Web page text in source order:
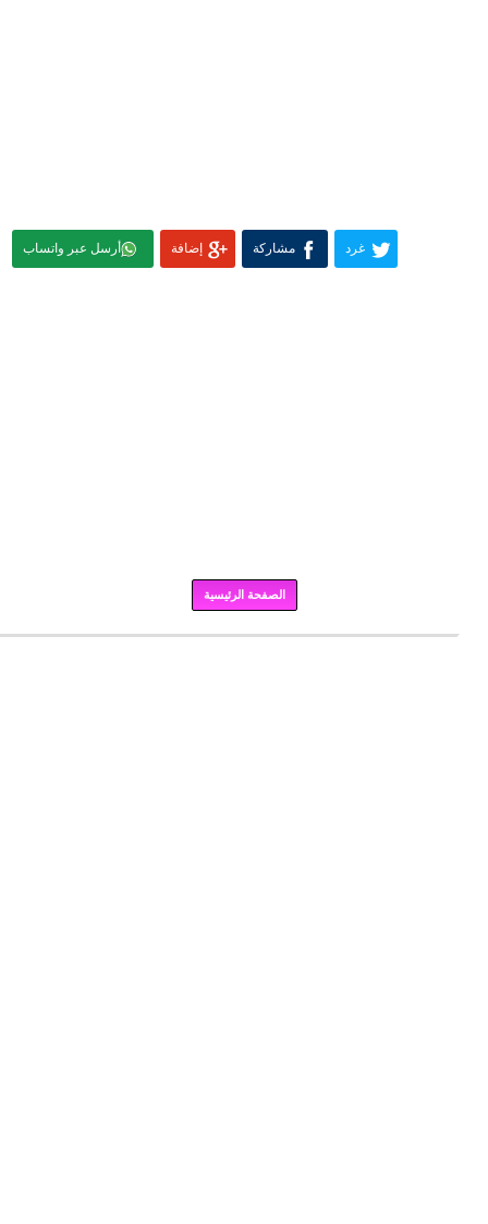
غرد مشاركة إضافة أرسل عبر واتساب
الصفحة الرئيسية